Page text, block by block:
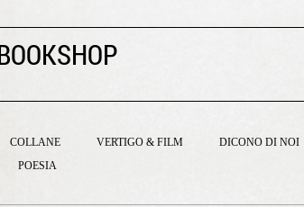
COLLANE VERTIGO & FILM DICONO DI NOI
POESIA